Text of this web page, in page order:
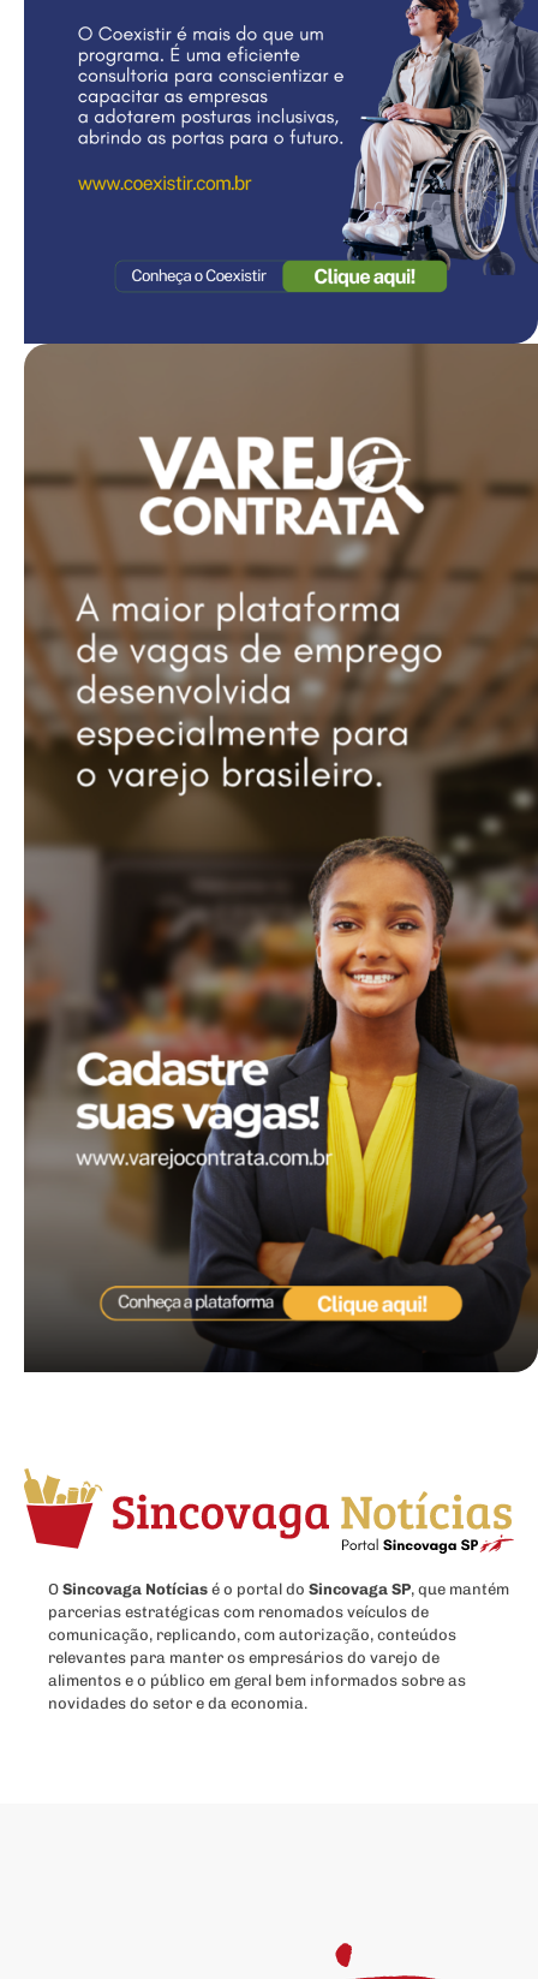
O Sincovaga Notícias é o portal do Sincovaga SP, que mantém
parcerias estratégicas com renomados veículos de
comunicação, replicando, com autorização, conteúdos
relevantes para manter os empresários do varejo de
alimentos e o público em geral bem informados sobre as
novidades do setor e da economia.